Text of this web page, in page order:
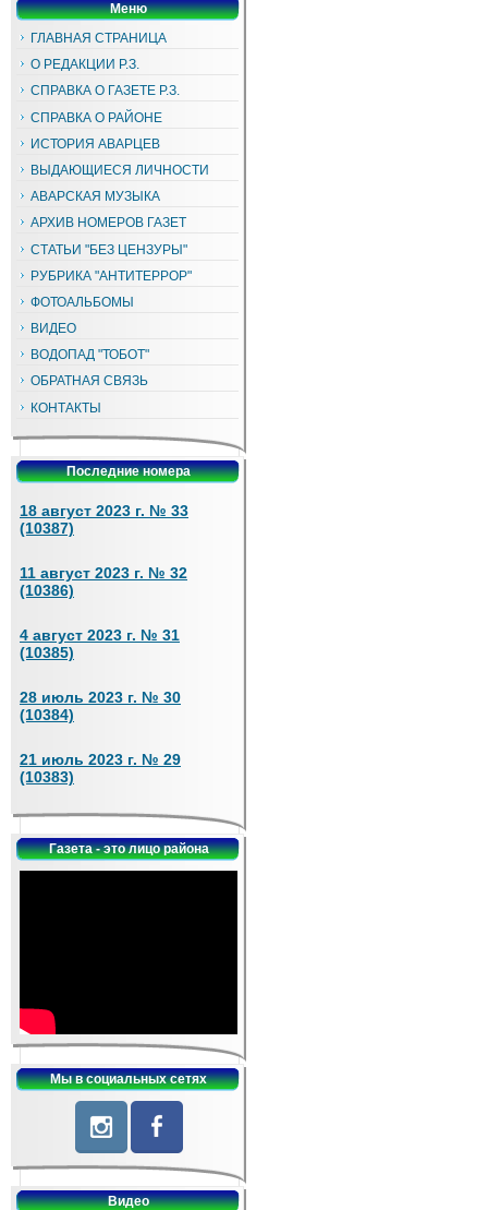
Меню
ГЛАВНАЯ СТРАНИЦА
О РЕДАКЦИИ Р.З.
СПРАВКА О ГАЗЕТЕ Р.З.
СПРАВКА О РАЙОНЕ
ИСТОРИЯ АВАРЦЕВ
ВЫДАЮЩИЕСЯ ЛИЧНОСТИ
АВАРСКАЯ МУЗЫКА
АРХИВ НОМЕРОВ ГАЗЕТ
СТАТЬИ "БЕЗ ЦЕНЗУРЫ"
РУБРИКА "АНТИТЕРРОР"
ФОТОАЛЬБОМЫ
ВИДЕО
ВОДОПАД "ТОБОТ"
ОБРАТНАЯ СВЯЗЬ
КОНТАКТЫ
Последние номера
18 август 2023 г. № 33
(10387)
11 август 2023 г. № 32
(10386)
4 август 2023 г. № 31
(10385)
28 июль 2023 г. № 30
(10384)
21 июль 2023 г. № 29
(10383)
Газета - это лицо района
Мы в социальных сетях
Видео